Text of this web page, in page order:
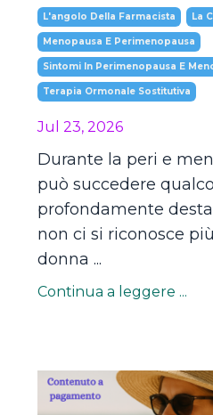
L'angolo Della Farmacista La
Menopausa E Perimenopausa
Sintomi In Perimenopausa E
Terapia Ormonale Sostitutiva
Jul 23, 2026
Durante la peri e
può succedere
profondamente
non ci si riconosce
donna ...
Continua a leggere ...